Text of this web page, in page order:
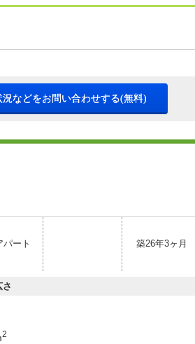
況などをお問い合わせする(無料)
パート 築26年3ヶ月
さ
2